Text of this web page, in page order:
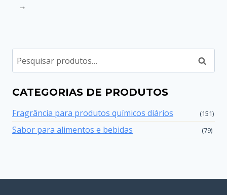
→
CATEGORIAS DE PRODUTOS
Fragrância para produtos químicos diários (151)
Sabor para alimentos e bebidas (79)